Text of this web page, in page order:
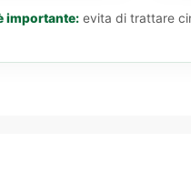
importante: evita di trattare